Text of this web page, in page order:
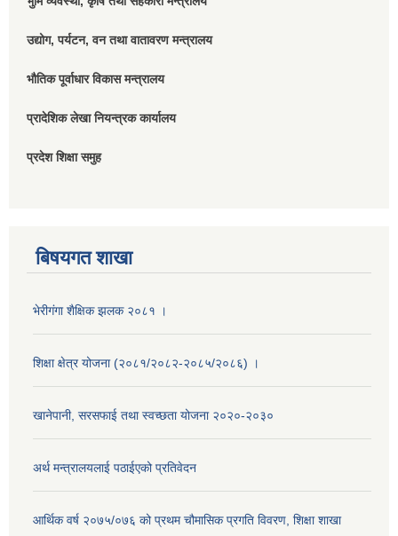
उद्योग, पर्यटन, वन तथा वातावरण मन्त्रालय
भौतिक पूर्वाधार विकास मन्त्रालय
प्रादेशिक लेखा नियन्त्रक कार्यालय
प्रदेश शिक्षा समुह
बिषयगत शाखा
भेरीगंगा शैक्षिक झलक २०८१ ।
शिक्षा क्षेत्र योजना (२०८१/२०८२-२०८५/२०८६) ।
खानेपानी, सरसफाई तथा स्वच्छता योजना २०२०-२०३०
अर्थ मन्त्रालयलाई पठाईएको प्रतिवेदन
आर्थिक वर्ष २०७५/०७६ को प्रथम चौमासिक प्रगति विवरण, शिक्षा शाखा